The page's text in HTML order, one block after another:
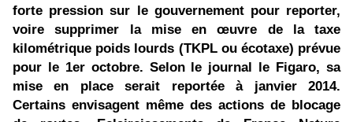
forte pression sur le gouvernement pour reporter,
voire supprimer la mise en œuvre de la taxe
kilométrique poids lourds (TKPL ou écotaxe) prévue
pour le 1er octobre. Selon le journal le Figaro, sa
mise en place serait reportée à janvier 2014.
Certains envisagent même des actions de blocage